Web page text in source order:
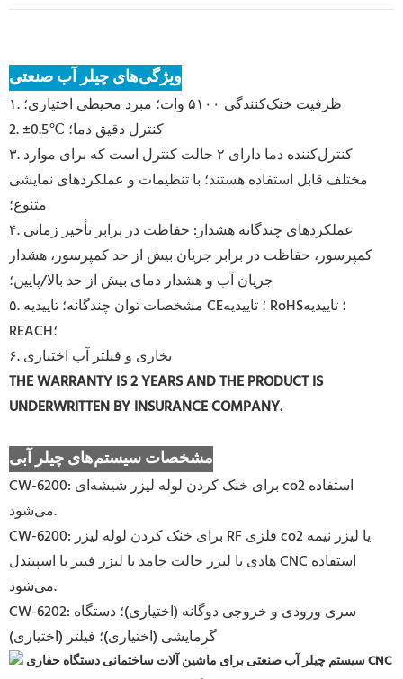
ویژگی‌های چیلر آب صنعتی
۱. ظرفیت خنک‌کنندگی ۵۱۰۰ وات؛ مبرد محیطی اختیاری؛
2. ±0.5℃ کنترل دقیق دما؛
۳. کنترل‌کننده دما دارای ۲ حالت کنترل است که برای موارد
مختلف قابل استفاده هستند؛ با تنظیمات و عملکردهای نمایشی
متنوع؛
۴. عملکردهای چندگانه هشدار: حفاظت در برابر تأخیر زمانی
کمپرسور، حفاظت در برابر جریان بیش از حد کمپرسور، هشدار
جریان آب و هشدار دمای بیش از حد بالا/پایین؛
۵. مشخصات توان چندگانه؛ تاییدیه CE؛ تاییدیه RoHS؛ تاییدیه
REACH؛
۶. بخاری و فیلتر آب اختیاری
THE WARRANTY IS 2 YEARS AND THE PRODUCT IS
UNDERWRITTEN BY INSURANCE COMPANY.
مشخصات سیستم‌های چیلر آبی
CW-6200: برای خنک کردن لوله لیزر شیشه‌ای co2 استفاده
می‌شود.
CW-6200: برای خنک کردن لوله لیزر RF فلزی co2 یا لیزر نیمه
هادی یا لیزر حالت جامد یا لیزر فیبر یا اسپیندل CNC استفاده
می‌شود.
CW-6202: سری ورودی و خروجی دوگانه (اختیاری)؛ دستگاه
گرمایشی (اختیاری)؛ فیلتر (اختیاری)